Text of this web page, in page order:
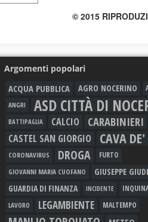
© 2015
Argomenti popolari
ACQUA PUBBLICA AGRO NOCERINO
ANGRI
ASD CITTÀ DI
BATTIPAGLIA CALCIO CARABINIERI
CASTEL SAN GIORGIO CAVA
CORONAVIRUS DROGA FURTO
GIOVANNI MARIA CUOFANO GIUSEPPE
GUARDIA DI FINANZA INCIDENTE
LAVORO LEGAMBIENTE MALTEMPO